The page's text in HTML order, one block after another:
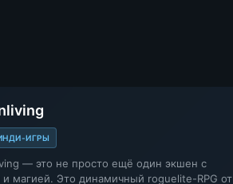
ИГРЫ
— это не просто ещё один экшен с
и магией. Это динамичный roguelite-RPG от